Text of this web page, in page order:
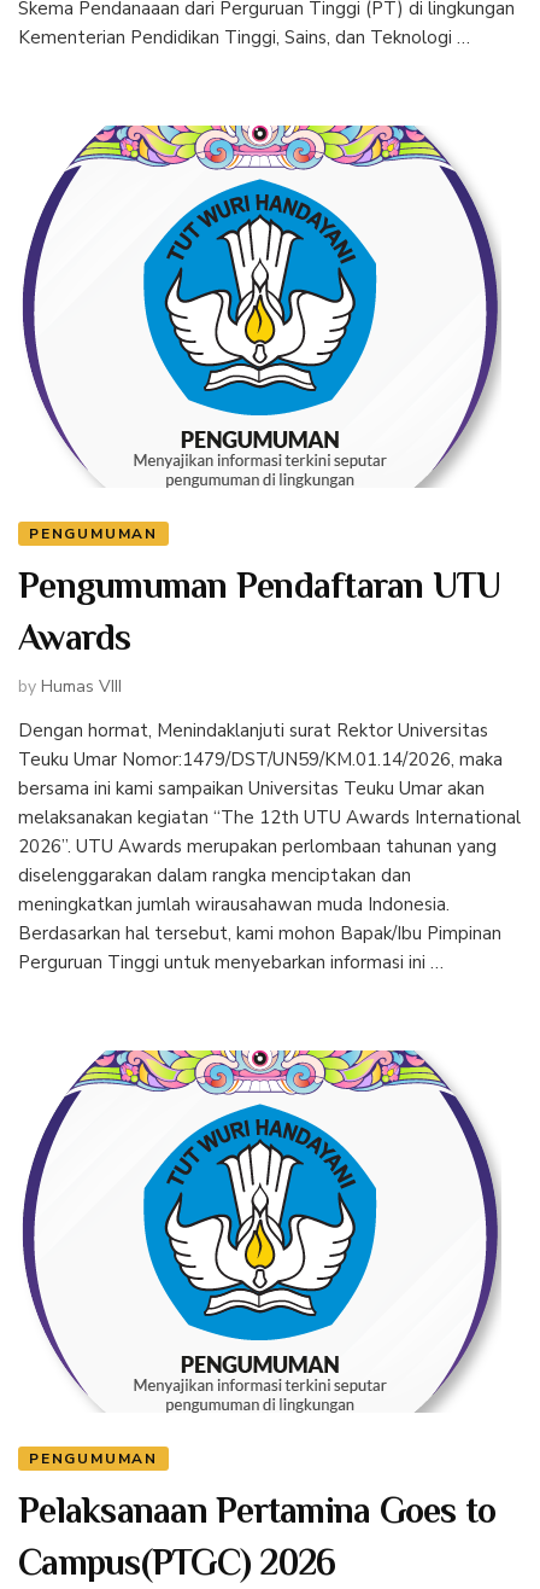
Skema Pendanaaan dari Perguruan Tinggi (PT) di lingkungan
Kementerian Pendidikan Tinggi, Sains, dan Teknologi …
PENGUMUMAN
Pengumuman Pendaftaran UTU
Awards
by Humas VIII
Dengan hormat, Menindaklanjuti surat Rektor Universitas
Teuku Umar Nomor:1479/DST/UN59/KM.01.14/2026, maka
bersama ini kami sampaikan Universitas Teuku Umar akan
melaksanakan kegiatan “The 12th UTU Awards International
2026”. UTU Awards merupakan perlombaan tahunan yang
diselenggarakan dalam rangka menciptakan dan
meningkatkan jumlah wirausahawan muda Indonesia.
Berdasarkan hal tersebut, kami mohon Bapak/Ibu Pimpinan
Perguruan Tinggi untuk menyebarkan informasi ini …
PENGUMUMAN
Pelaksanaan Pertamina Goes to
Campus(PTGC) 2026